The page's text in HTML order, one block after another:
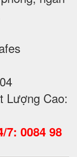
Lượng Cao:
0084 98